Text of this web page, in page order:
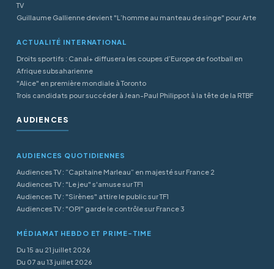
TV
Guillaume Gallienne devient "L’homme au manteau de singe" pour Arte
ACTUALITÉ INTERNATIONAL
Droits sportifs : Canal+ diffusera les coupes d’Europe de football en
Afrique subsaharienne
"Alice" en première mondiale à Toronto
Trois candidats pour succéder à Jean-Paul Philippot à la tête de la RTBF
AUDIENCES
AUDIENCES QUOTIDIENNES
Audiences TV : “Capitaine Marleau” en majesté sur France 2
Audiences TV : "Le jeu" s'amuse sur TF1
Audiences TV : "Sirènes" attire le public sur TF1
Audiences TV : "OPJ" garde le contrôle sur France 3
MÉDIAMAT HEBDO ET PRIME-TIME
Du 15 au 21 juillet 2026
Du 07 au 13 juillet 2026